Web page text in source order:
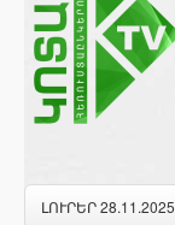
ԼՈՒՐԵՐ 28.11.2025